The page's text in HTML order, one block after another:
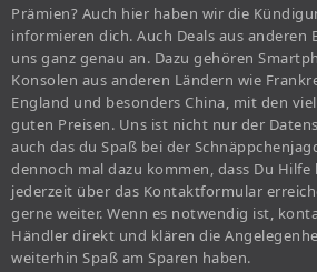
Prämien? Auch hier haben wir die
informieren dich. Auch Deals aus anderen
uns ganz genau an. Dazu gehören
Konsolen aus anderen Ländern wie
England und besonders China, mit den
guten Preisen. Uns ist nicht nur der
auch das du Spaß bei der
dennoch mal dazu kommen, dass Du
jederzeit über das Kontaktformular
gerne weiter. Wenn es notwendig ist,
Händler direkt und klären die
weiterhin Spaß am Sparen haben.